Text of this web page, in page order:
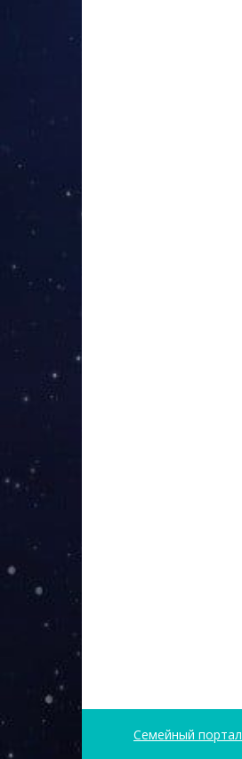
Семейный портал